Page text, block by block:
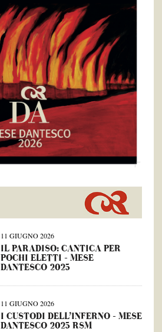
11 GIUGNO 2026
IL PARADISO: CANTICA PER
POCHI ELETTI – MESE
DANTESCO 2025
11 GIUGNO 2026
I CUSTODI DELL’INFERNO – MESE
DANTESCO 2025 RSM